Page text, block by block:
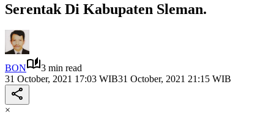
Serentak Di Kabupaten Sleman.
BON
3 min read
31 October, 2021 17:03 WIB31 October, 2021 21:15 WIB
×